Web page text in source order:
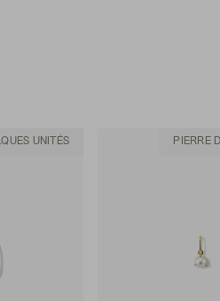
UNITÉS PIERRE